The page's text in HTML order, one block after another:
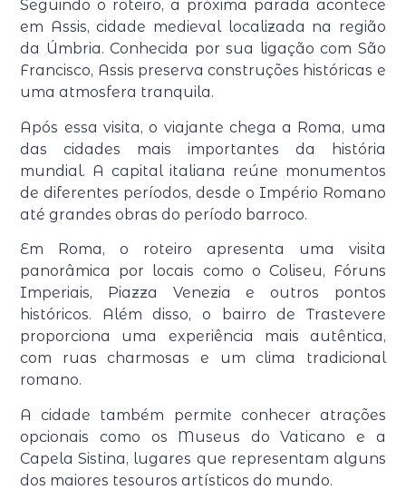
Seguindo o roteiro, a próxima parada acontece
em Assis, cidade medieval localizada na região
da Úmbria. Conhecida por sua ligação com São
Francisco, Assis preserva construções históricas e
uma atmosfera tranquila.
Após essa visita, o viajante chega a Roma, uma
das cidades mais importantes da história
mundial. A capital italiana reúne monumentos
de diferentes períodos, desde o Império Romano
até grandes obras do período barroco.
Em Roma, o roteiro apresenta uma visita
panorâmica por locais como o Coliseu, Fóruns
Imperiais, Piazza Venezia e outros pontos
históricos. Além disso, o bairro de Trastevere
proporciona uma experiência mais autêntica,
com ruas charmosas e um clima tradicional
romano.
A cidade também permite conhecer atrações
opcionais como os Museus do Vaticano e a
Capela Sistina, lugares que representam alguns
dos maiores tesouros artísticos do mundo.